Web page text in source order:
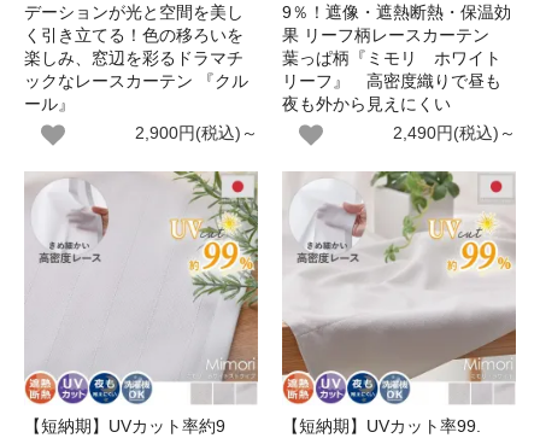
デーションが光と空間を美し
く引き立てる！色の移ろいを
楽しみ、窓辺を彩るドラマチ
ックなレースカーテン 『クル
ール』
2,900円(税込)～
9％！遮像・遮熱断熱・保温効
果 リーフ柄レースカーテン
葉っぱ柄『ミモリ ホワイト
リーフ』 高密度織りで昼も
夜も外から見えにくい
2,490円(税込)～
【短納期】UVカット率約9
【短納期】UVカット率99.